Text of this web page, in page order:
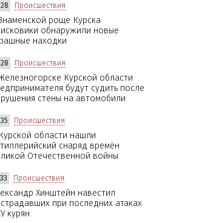
Происшествия
роще Курска
обнаружили новые
находки
Происшествия
Курской области
будут судить после
стены на автомобили
Происшествия
области нашли
снаряд времён
Отечественной войны
Происшествия
Хинштейн навестил
при последних атаках
курян